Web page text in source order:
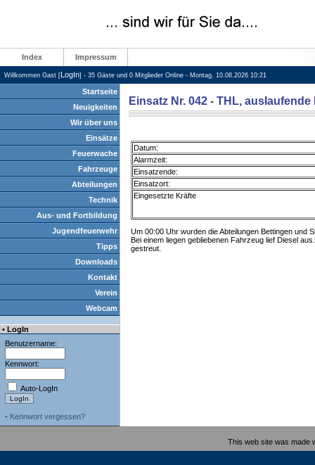
Index Impressum
Willkommen Gast [LogIn] - 35 Gäste und 0 Mitglieder Online - Montag, 10.08.2026 10:21
Startseite
Neuigkeiten
Wir über uns
Einsätze
Feuerwache
Fahrzeuge
Abteilungen
Technik
Aus- und Fortbildung
Jugendfeuerwehr
Tipps
Downloads
Kontakt
Verein
Webcam
• LogIn
Benutzername:
Kennwort:
Auto-LogIn
- Kennwort vergessen?
Einsatz Nr. 042 - THL,
Datum:
Alarmzeit:
Einsatzende:
Einsatzort:
Eingesetzte Kräfte
Um 00:00 Uhr wurden die Abteilungen Bettingen und
Bei einem liegen gebliebenen Fahrzeug lief Diesel
gestreut.
This web site was made